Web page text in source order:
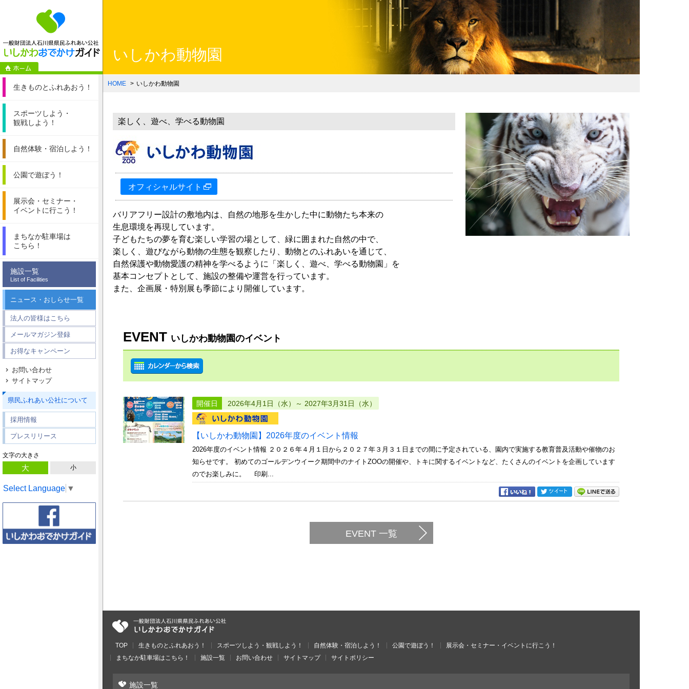
一般財団法人石川県県民ふれあい公社 いしかわおでかけガイド
生きものとふれあおう！
スポーツしよう・
観戦しよう！
自然体験・ 宿泊しよう！
公園で遊ぼう！
展示会・セミナー・
イベントに行こう！
まちなか駐車場は
こちら！
施設一覧
List of Facilities
ニュース・おしらせ一覧
法人の皆様はこちら
メールマガジン登録
お得なキャンペーン
お問い合わせ
サイトマップ
県民ふれあい公社について
採用情報
プレスリリース
文字の大きさ
大 小
Select Language ▼
いしかわ動物園
HOME いしかわ動物園
楽しく、遊べ、学べる動物園
オフィシャルサイト
バリアフリー設計の敷地内は、自然の地形を生かした中に動物たち本来の
生息環境を再現しています。
子どもたちの夢を育む楽しい学習の場として、緑に囲まれた自然の中で、
楽しく、遊びながら動物の生態を観察したり、動物とのふれあいを通じて、
自然保護や動物愛護の精神を学べるように「楽しく、遊べ、学べる動物園」を
基本コンセプトとして、施設の整備や運営を行っています。
また、企画展・特別展も季節により開催しています。
EVENT いしかわ動物園のイベント
開催日 2026年4月1日（水）～ 2027年3月31日（水）
【いしかわ動物園】2026年度のイベント情報
2026年度のイベント情報 ２０２６年４月１日から２０２７年３月３１日までの間に予定されている、園内で実施する教育普及活動や催物のお
知らせです。 初めてのゴールデンウイーク期間中のナイトZOOの開催や、トキに関するイベントなど、たくさんのイベントを企画しています
のでお楽しみに。 印刷...
EVENT 一覧
TOP 生きものとふれあおう！ スポーツしよう・観戦しよう！ 自然体験・宿泊しよう！ 公園で遊ぼう！
展示会・セミナー・イベントに行こう！
まちなか駐車場はこちら！
施設一覧 お問い合わせ サイトマップ サイトポリシー
施設一覧